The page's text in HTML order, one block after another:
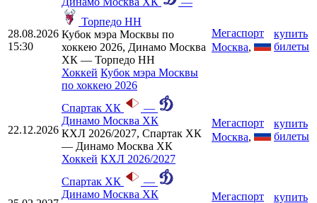
28.08.2026
15:30
Торпедо НН
Кубок мэра Москвы по
хоккею 2026, Динамо Москва
ХК — Торпедо НН
Хоккей Кубок мэра Москвы
по хоккею 2026
Мегаспорт
Москва,
купить
билеты
22.12.2026
Спартак ХК
—
Динамо Москва ХК
КХЛ 2026/2027, Спартак ХК
— Динамо Москва ХК
Хоккей КХЛ 2026/2027
Мегаспорт
Москва,
купить
билеты
Спартак ХК
—
Динамо Москва ХК
Мегаспорт купить